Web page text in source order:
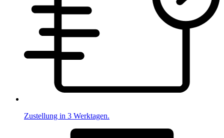
Zustellung in 3 Werktagen.